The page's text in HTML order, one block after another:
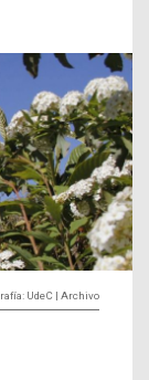
UdeC | Archivo